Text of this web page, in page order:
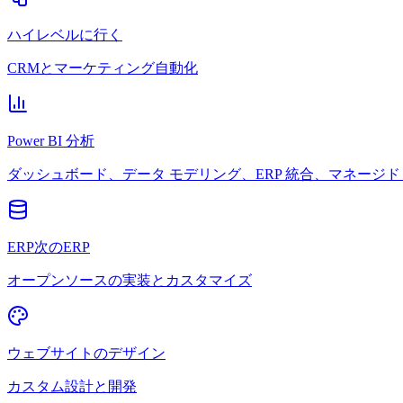
ハイレベルに行く
CRMとマーケティング自動化
Power BI 分析
ダッシュボード、データ モデリング、ERP 統合、マネージド
ERP次のERP
オープンソースの実装とカスタマイズ
ウェブサイトのデザイン
カスタム設計と開発